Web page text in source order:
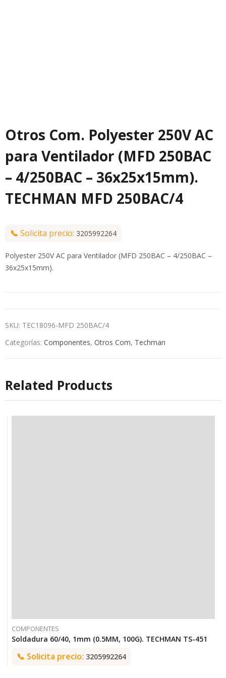
Otros Com. Polyester 250V AC
para Ventilador (MFD 250BAC
– 4/250BAC – 36x25x15mm).
TECHMAN MFD 250BAC/4
📞 Solicita precio: 3205992264
Polyester 250V AC para Ventilador (MFD 250BAC – 4/250BAC –
36x25x15mm).
SKU: TEC18096-MFD 250BAC/4
Categorías: Componentes, Otros Com, Techman
Related Products
COMPONENTES
Soldadura 60/40, 1mm (0.5MM, 100G). TECHMAN TS-451
📞 Solicita precio: 3205992264